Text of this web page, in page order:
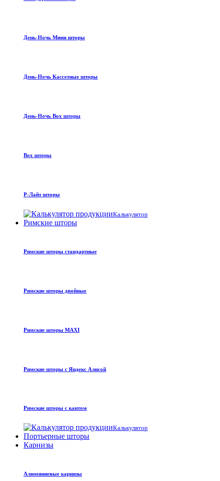
День-Ночь Мини шторы
День-Ночь Кассетные шторы
День-Ночь Box шторы
Box шторы
Р-Лайт шторы
Калькулятор
Римские шторы
Римские шторы стандартные
Римские шторы двойные
Римские шторы MAXI
Римские шторы с Яндекс Алисой
Римские шторы с кантом
Калькулятор
Портьерные шторы
Карнизы
Алюминиевые карнизы